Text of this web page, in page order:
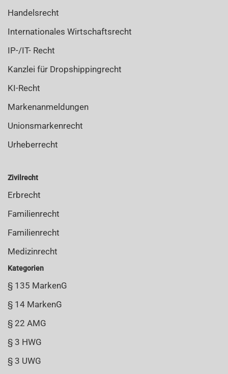
Handelsrecht
Internationales Wirtschaftsrecht
IP-/IT- Recht
Kanzlei für Dropshippingrecht
KI-Recht
Markenanmeldungen
Unionsmarkenrecht
Urheberrecht
Zivilrecht
Erbrecht
Familienrecht
Familienrecht
Medizinrecht
Kategorien
§ 135 MarkenG
§ 14 MarkenG
§ 22 AMG
§ 3 HWG
§ 3 UWG